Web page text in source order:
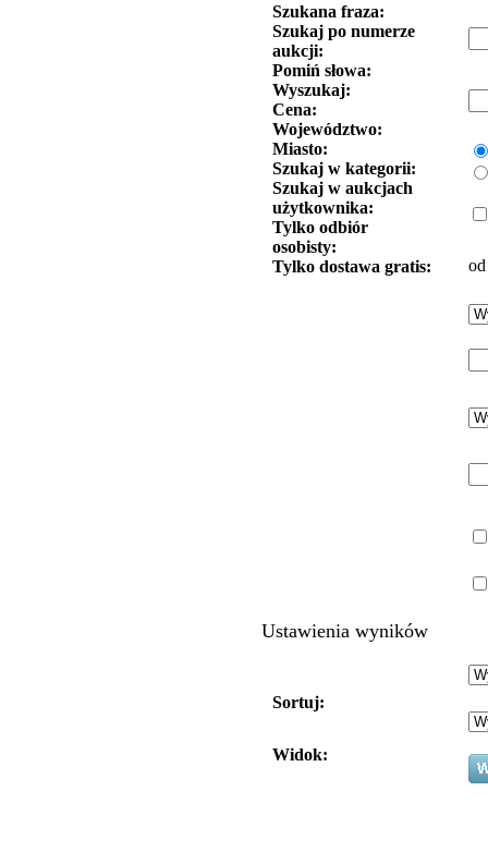
Szukana fraza:
Szukaj po numerze
aukcji:
Pomiń słowa:
Wyszukaj:
Cena:
Województwo:
Miasto:
Szukaj w kategorii:
Szukaj w aukcjach
użytkownika:
Tylko odbiór
osobisty:
Tylko dostawa gratis:
od
Ustawienia wyników
Sortuj:
Widok: